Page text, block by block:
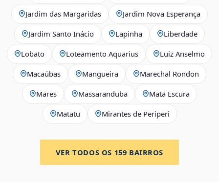
Jardim das Margaridas Jardim Nova Esperança
Jardim Santo Inácio Lapinha Liberdade
Lobato Loteamento Aquarius Luiz Anselmo
Macaúbas Mangueira Marechal Rondon
Mares Massaranduba Mata Escura
Matatu Mirantes de Periperi
VER TODOS OS 159 BAIRROS